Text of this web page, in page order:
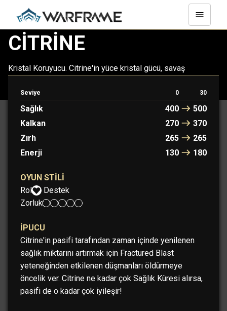
CITRINE
Kristal Koruyucu. Citrine'in yüce kristal gücü, savaş
güzelliğini artırır.
Seviye 0 30
Sağlık 400
500
Kalkan
270
370
Zırh
265
265
Enerji
130 180
OYUN STILI
Rol:
Destek
Zorluk:
İPUCU
Citrine'in pasifi tarafından zaman içinde yenilenen
sağlık miktarını artırmak için Fractured Blast
yeteneğinden etkilenen düşmanları öldürmeye
öncelik ver. Citrine ne kadar çok Sağlık Küresi alırsa,
pasifi de o kadar çok iyileşir!